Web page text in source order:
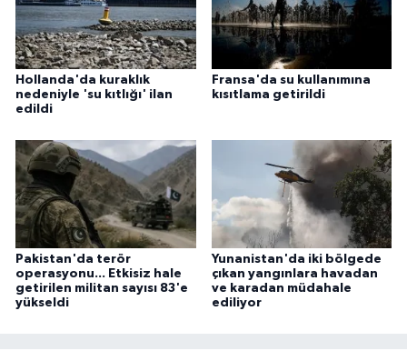
Hollanda'da kuraklık
nedeniyle 'su kıtlığı' ilan
edildi
Fransa'da su kullanımına
kısıtlama getirildi
Pakistan'da terör
operasyonu... Etkisiz hale
getirilen militan sayısı 83'e
yükseldi
Yunanistan'da iki bölgede
çıkan yangınlara havadan
ve karadan müdahale
ediliyor